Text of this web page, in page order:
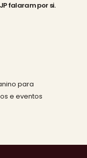
falaram por si.
para
e eventos